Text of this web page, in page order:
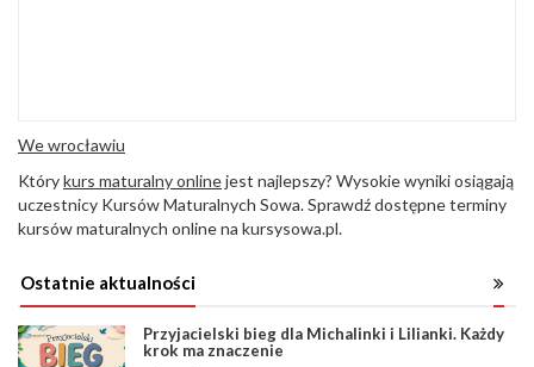
We wrocławiu
Którykurs maturalny onlinejest najlepszy? Wysokie wyniki osiągają
uczestnicy Kursów Maturalnych Sowa. Sprawdź dostępne terminy
kursów maturalnych online na kursysowa.pl.
Ostatnie aktualności
Przyjacielski bieg dla Michalinki i Lilianki. Każdy
krok ma znaczenie